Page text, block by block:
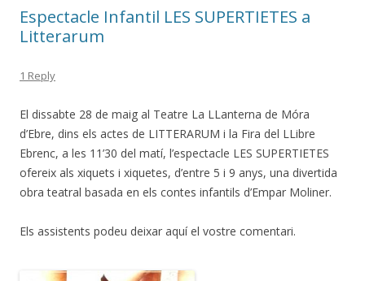
Espectacle Infantil LES SUPERTIETES a
Litterarum
1 Reply
El dissabte 28 de maig al Teatre La LLanterna de Móra
d’Ebre, dins els actes de LITTERARUM i la Fira del LLibre
Ebrenc, a les 11’30 del matí, l’espectacle LES SUPERTIETES
ofereix als xiquets i xiquetes, d’entre 5 i 9 anys, una divertida
obra teatral basada en els contes infantils d’Empar Moliner.
Els assistents podeu deixar aquí el vostre comentari.